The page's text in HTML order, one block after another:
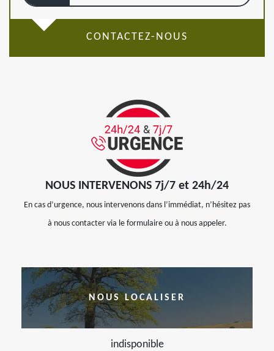
CONTACTEZ-NOUS
NOUS INTERVENONS 7j/7 et 24h/24
En cas d’urgence, nous intervenons dans l’immédiat, n’hésitez pas
à nous contacter via le formulaire ou à nous appeler.
NOUS LOCALISER
indisponible